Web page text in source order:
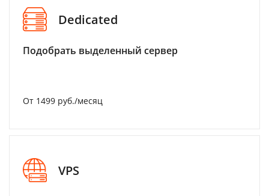
Dedicated
Подобрать выделенный сервер
От 1499 руб./месяц
VPS